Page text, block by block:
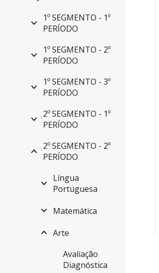
1º SEGMENTO - 1º
PERÍODO
1º SEGMENTO - 2º
PERÍODO
1º SEGMENTO - 3º
PERÍODO
2º SEGMENTO - 1º
PERÍODO
2º SEGMENTO - 2º
PERÍODO
Língua
Portuguesa
Matemática
Arte
Avaliação
Diagnóstica